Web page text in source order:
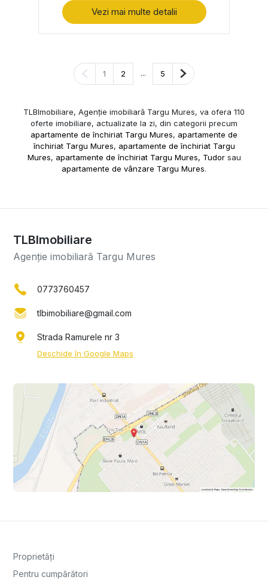
Vezi mai multe detalii
Pagina anterioară
1 2 ... 5 Pagina următoare
TLBImobiliare, Agenție imobiliară Targu Mures, va ofera 110
oferte imobiliare, actualizate la zi, din categorii precum
apartamente de închiriat Targu Mures, apartamente de
închiriat Targu Mures, apartamente de închiriat Targu
Mures, apartamente de închiriat Targu Mures, Tudorsau
apartamente de vânzare Targu Mures.
TLBImobiliare
Agenție imobiliară Targu Mures
0773760457
tlbimobiliare@gmail.com
Strada Ramurele nr 3
Deschide în Google Maps
Proprietăți
Pentru cumpărători